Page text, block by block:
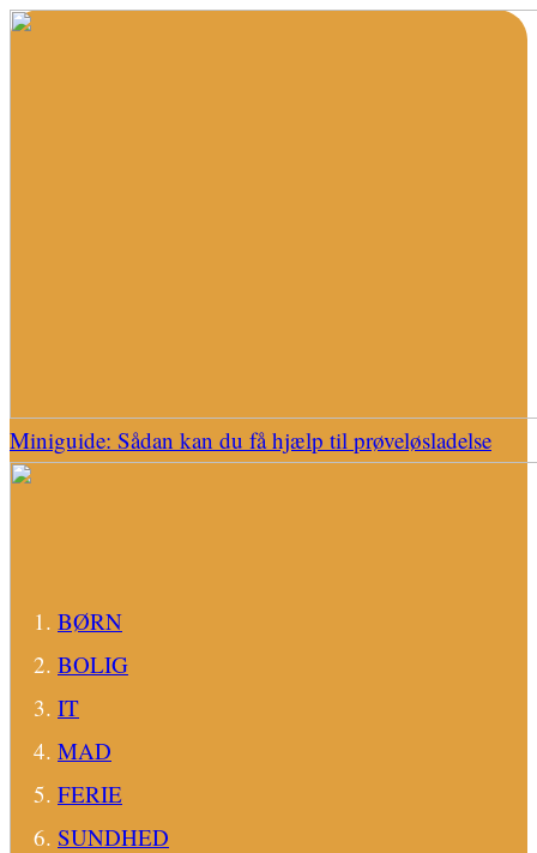
Miniguide: Sådan kan du få hjælp til prøveløsladelse
BØRN
BOLIG
IT
MAD
FERIE
SUNDHED